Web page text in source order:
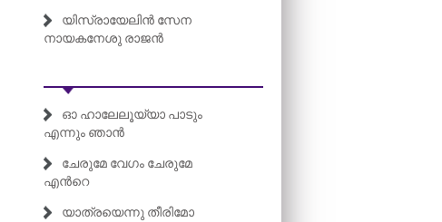
യിസ്രായേലിൻ സേന
നായകനേശു രാജൻ
ഓ ഹാലേലൂയ്യാ പാടും
എന്നും ഞാൻ
ചേരുമേ വേഗം ചേരുമേ
എന്‍റെ
യാത്രയെന്നു തീരിമോ